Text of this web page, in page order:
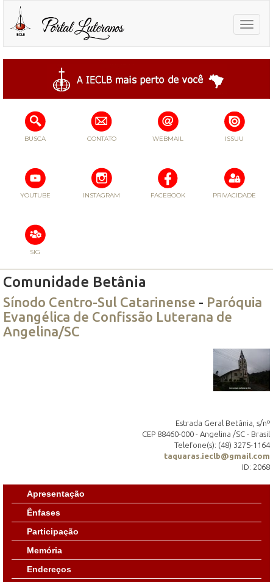
Toggle
BUSCA CONTATO WEBMAIL ISSUU
YOUTUBE INSTAGRAM FACEBOOK PRIVACIDADE
SIG
Comunidade Betânia
Sínodo Centro-Sul Catarinense - Paróquia
Evangélica de Confissão Luterana de
Angelina/SC
Estrada Geral Betânia, s/nº
CEP 88460-000 - Angelina /SC - Brasil
Telefone(s): (48) 3275-1164
taquaras.ieclb@gmail.com
ID: 2068
Apresentação
Ênfases
Participação
Memória
Endereços